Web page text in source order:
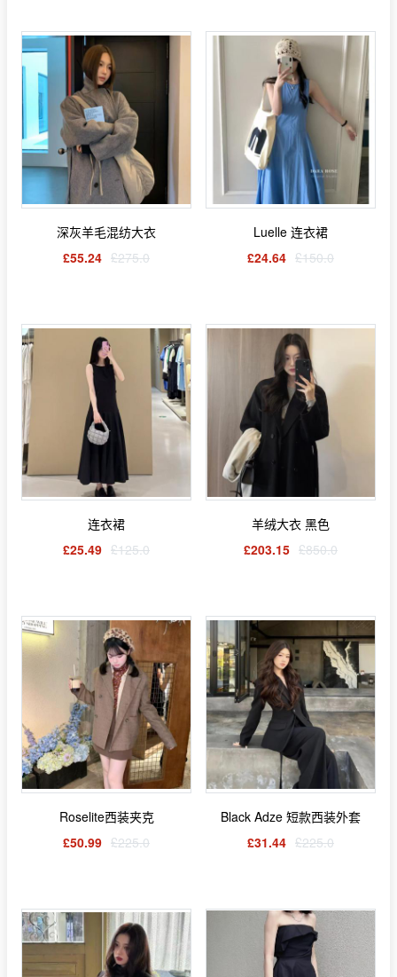
深灰羊毛混纺大衣
£55.24 £275.0
Luelle 连衣裙
£24.64 £150.0
连衣裙
£25.49 £125.0
羊绒大衣 黑色
£203.15 £850.0
Roselite西装夹克
£50.99 £225.0
Black Adze 短款西装外套
£31.44 £225.0